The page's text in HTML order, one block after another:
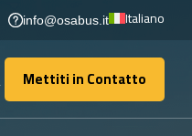
info@osabus.it Italiano
Mettiti in Contatto
Mettiti in Contatto